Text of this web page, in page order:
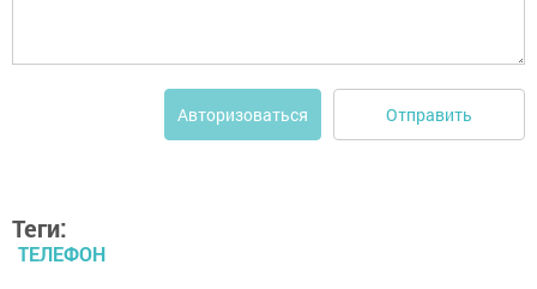
Авторизоваться Отправить
Теги:
ТЕЛЕФОН